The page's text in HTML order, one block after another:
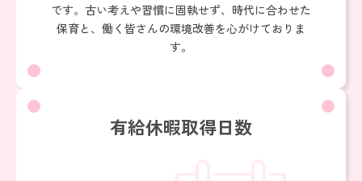
です。古い考えや習慣に固執せず、時代に合わせた
保育と、働く皆さんの環境改善を心がけておりま
す。
有給休暇取得日数